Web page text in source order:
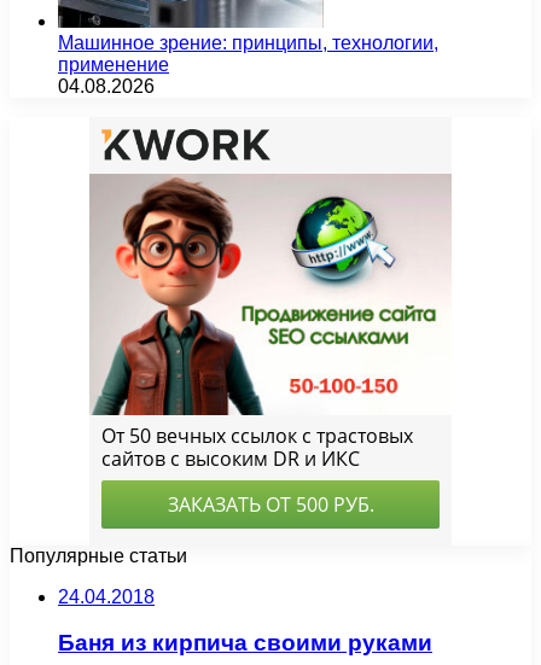
Машинное зрение: принципы, технологии,
применение
04.08.2026
Популярные статьи
24.04.2018
Баня из кирпича своими руками